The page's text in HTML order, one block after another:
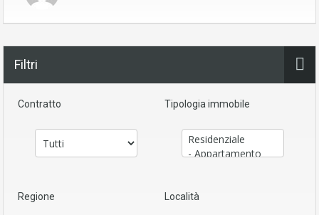
Filtri
Contratto Tipologia immobile
Regione Località